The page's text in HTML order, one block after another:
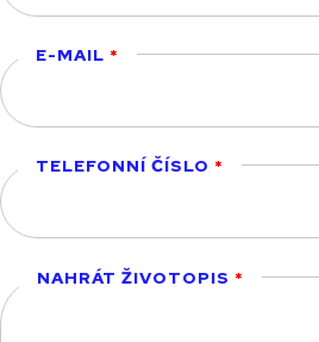
E-MAIL
TELEFONNÍ ČÍSLO
NAHRÁT ŽIVOTOPIS